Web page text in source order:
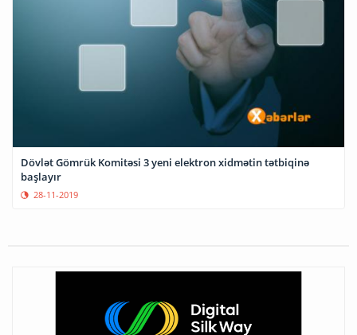
Dövlət Gömrük Komitəsi 3 yeni elektron xidmətin tətbiqinə
başlayır
28-11-2019